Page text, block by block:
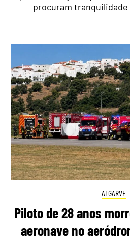
procuram
ALGARVE
Piloto de 28 anos
aeronave no